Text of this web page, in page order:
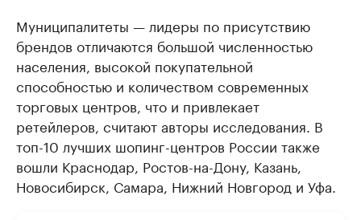
Муниципалитеты — лидеры по присутствию
брендов отличаются большой численностью
населения, высокой покупательной
способностью и количеством современных
торговых центров, что и привлекает
ретейлеров, считают авторы исследования. В
топ-10 лучших шопинг-центров России также
вошли Краснодар, Ростов-на-Дону, Казань,
Новосибирск, Самара, Нижний Новгород и Уфа.